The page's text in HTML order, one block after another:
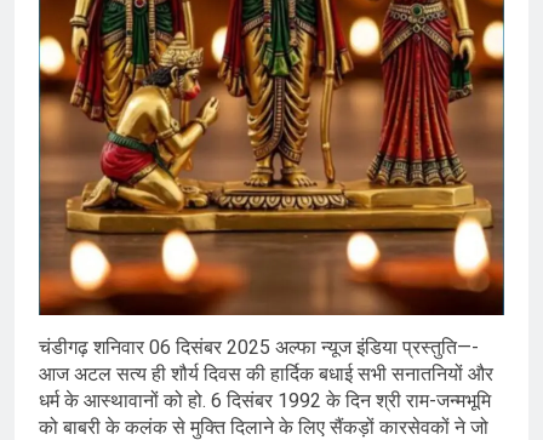
चंडीगढ़ शनिवार 06 दिसंबर 2025 अल्फा न्यूज इंडिया प्रस्तुति—-
आज अटल सत्य ही शौर्य दिवस की हार्दिक बधाई सभी सनातनियों और
धर्म के आस्थावानों को हो. 6 दिसंबर 1992 के दिन श्री राम-जन्मभूमि
को बाबरी के कलंक से मुक्ति दिलाने के लिए सैंकड़ों कारसेवकों ने जो